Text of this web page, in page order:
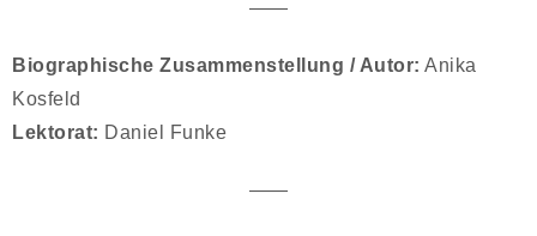
——
Biographische Zusammenstellung / Autor: Anika
Kosfeld
Lektorat: Daniel Funke
——